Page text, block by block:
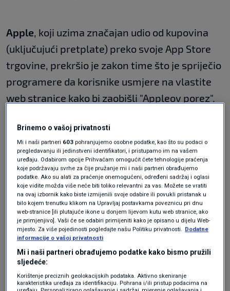
Apple, koji uzima značajan udio od kupovina
(uključujući pretplate) preko svoje App Store
trgovine, prekršio je zakon time što je spriječio
programere da korisnike usmjere na vlastite
web stranice kako bi zaobišli "Appleov porez".
U slučaju Mete, tvrtka je kažnjena jer je
prisiljavalakorisnike Facebookai Instagrama
da ili pristanu nakorištenje osobnih podataka
ili plate mjesečnu naknadu kako bi uklonili
oglase.
U teoriji, zakon omogućuje bombastične kazne:
do 10 posto globalnog prometa tvrtke, ili 20
posto za ponovljene prekršaje. No u ovom
prvom testu, EU se odlučila za kazne toliko
Brinemo o vašoj privatnosti
Mi i naši partneri 603 pohranjujemo osobne podatke, kao što su podaci o
pregledavanju ili jedinstveni identifikatori, i pristupamo im na vašem
uređaju. Odabirom opcije Prihvaćam omogućit ćete tehnologije praćenja
koje podržavaju svrhe za čije pružanje mi i naši partneri obrađujemo
podatke. Ako su alati za praćenje onemogućeni, određeni sadržaj i oglasi
koje vidite možda više neće biti toliko relevantni za vas. Možete se vratiti
na ovaj izbornik kako biste izmijenili svoje odabire ili povukli pristanak u
bilo kojem trenutku klikom na Upravljaj postavkama poveznicu pri dnu
web-stranice [ili plutajuće ikone u donjem lijevom kutu web stranice, ako
je primjenjivo]. Vaši će se odabiri primijeniti kako je opisano u dijelu Web-
mjesto. Za više pojedinosti pogledajte našu Politiku privatnosti. Dodatne
informacije o vašoj privatnosti
Mi i naši partneri obrađujemo podatke kako bismo pružili
sljedeće:
Korištenje preciznih geolokacijskih podataka. Aktivno skeniranje
karakteristika uređaja za identifikaciju. Pohrana i/ili pristup podacima na